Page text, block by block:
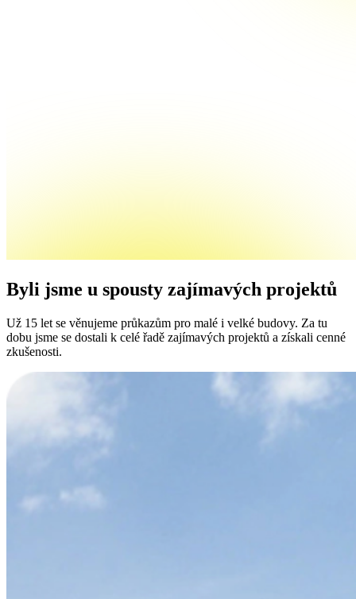
Byli jsme u spousty zajímavých projektů
Už 15 let se věnujeme průkazům pro malé i velké budovy. Za tu
dobu jsme se dostali k celé řadě zajímavých projektů a získali cenné
zkušenosti.